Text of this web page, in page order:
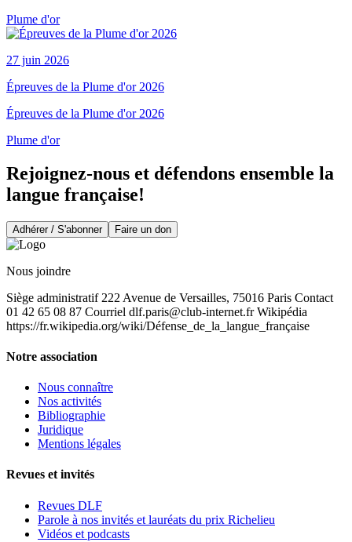
Plume d'or
27 juin 2026
Épreuves de la Plume d'or 2026
Épreuves de la Plume d'or 2026
Plume d'or
Rejoignez-nous et défendons ensemble la
langue française!
Adhérer / S'abonner Faire un don
Nous joindre
Siège administratif 222 Avenue de Versailles, 75016 Paris Contact
01 42 65 08 87 Courriel dlf.paris@club-internet.frWikipédia
https://fr.wikipedia.org/wiki/Défense_de_la_langue_française
Notre association
Nous connaître
Nos activités
Bibliographie
Juridique
Mentions légales
Revues et invités
Revues DLF
Parole à nos invités et lauréats du prix Richelieu
Vidéos et podcasts